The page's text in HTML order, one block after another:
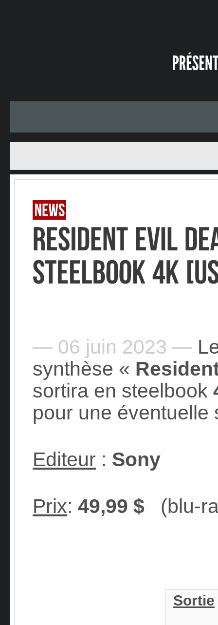
— 06 juin 2023 —
synthèse «
sortira en steelbook
pour une éventuelle
Editeur : Sony
Prix: 49,99 $ (blu-
Sortie